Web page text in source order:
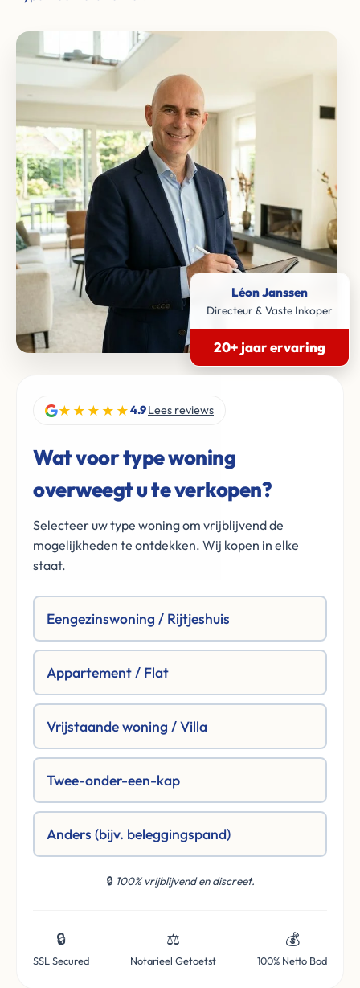
Léon Janssen
Directeur & Vaste Inkoper
20+ jaar ervaring
★★★★★4.9Lees reviews
Wat voor type woning
overweegt u te verkopen?
Selecteer uw type woning om vrijblijvend de
mogelijkheden te ontdekken. Wij kopen in elke
staat.
Eengezinswoning / Rijtjeshuis
Appartement / Flat
Vrijstaande woning / Villa
Twee-onder-een-kap
Anders (bijv. beleggingspand)
🔒 100% vrijblijvend en discreet.
🔒
SSL Secured
⚖️
Notarieel Getoetst
💰
100% Netto Bod